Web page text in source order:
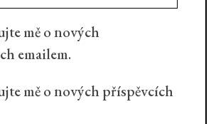
mě o nových
emailem.
mě o nových příspěvcích